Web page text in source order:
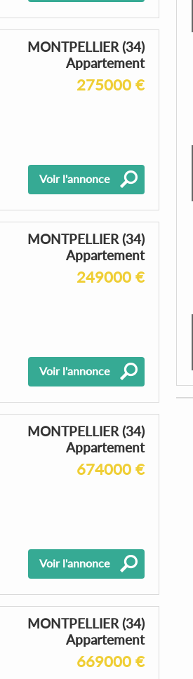
MONTPELLIER (34)
Appartement
275000 €
Voir l'annonce
MONTPELLIER (34)
Appartement
249000 €
Voir l'annonce
MONTPELLIER (34)
Appartement
674000 €
Voir l'annonce
MONTPELLIER (34)
Appartement
669000 €